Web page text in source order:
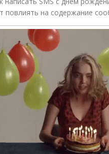
повлиять на содержание